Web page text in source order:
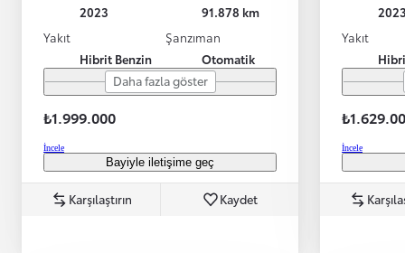
2023
91.878 km
Yakıt
Hibrit Benzin
Şanzıman
Otomatik
Daha fazla göster
₺1.999.000
İncele
Bayiyle iletişime geç
Karşılaştırın Kaydet
2023
Yakıt
İncele